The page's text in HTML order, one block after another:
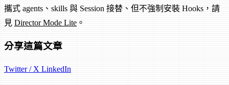
攜式 agents、skills 與 Session 接替、但不強制安裝 Hooks，請
見 Director Mode Lite 。
分享這篇文章
Twitter / X LinkedIn